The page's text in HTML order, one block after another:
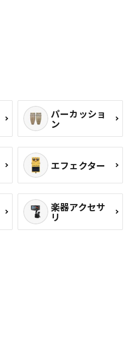
パーカッショ
ン
エフェクター
楽器アクセサ
リ